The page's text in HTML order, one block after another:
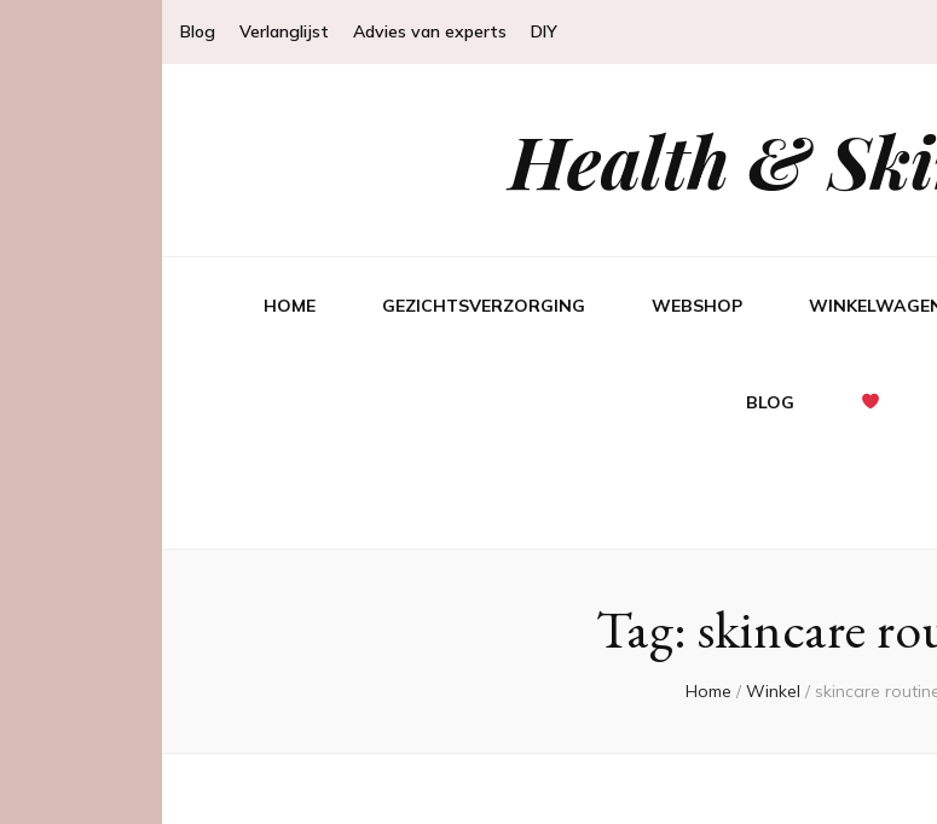
Blog Verlanglijst Advies van experts DIY
Health &
HOME GEZICHTSVERZORGING WEBSHOP
BLOG
Tag: skincare
Home / Winkel / skincare